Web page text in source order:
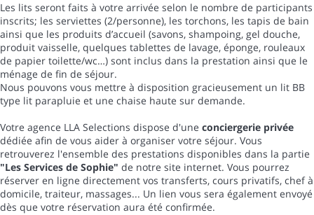
Les lits seront faits à votre arrivée selon le nombre de participants
inscrits; les serviettes (2/personne), les torchons, les tapis de bain
ainsi que les produits d’accueil (savons, shampoing, gel douche,
produit vaisselle, quelques tablettes de lavage, éponge, rouleaux
de papier toilette/wc…) sont inclus dans la prestation ainsi que le
ménage de fin de séjour.
Nous pouvons vous mettre à disposition gracieusement un lit BB
type lit parapluie et une chaise haute sur demande.
Votre agence LLA Selections dispose d'une conciergerie privée
dédiée afin de vous aider à organiser votre séjour. Vous
retrouverez l'ensemble des prestations disponibles dans la partie
"Les Services de Sophie" de notre site internet. Vous pourrez
réserver en ligne directement vos transferts, cours privatifs, chef à
domicile, traiteur, massages... Un lien vous sera également envoyé
dès que votre réservation aura été confirmée.